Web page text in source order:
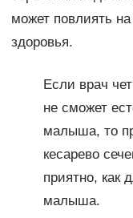
может повлиять
здоровья.
Если врач
не сможет
малыша, то
кесарево
приятно, как
малыша.